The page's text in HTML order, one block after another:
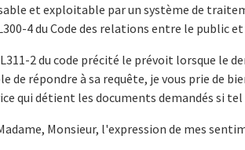
et exploitable par un système de
4 du Code des relations entre le public
2 du code précité le prévoit lorsque le
de répondre à sa requête, je vous prie de
qui détient les documents demandés si tel
Monsieur, l'expression de mes